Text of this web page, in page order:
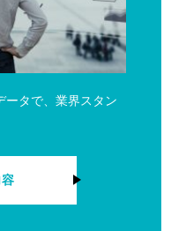
ータで、業界スタン